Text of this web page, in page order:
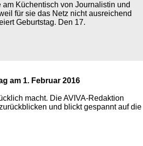
Küchentisch von Journalistin und
für sie das Netz nicht ausreichend
Geburtstag. Den 17.
am 1. Februar 2016
macht. Die AVIVA-Redaktion
und blickt gespannt auf die